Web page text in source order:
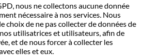
nous ne collectons aucune donnée
nécessaire à nos services. Nous
choix de ne pas collecter de données de
utilisatrices et utilisateurs, afin de
et de nous forcer à collecter les
elles et eux.